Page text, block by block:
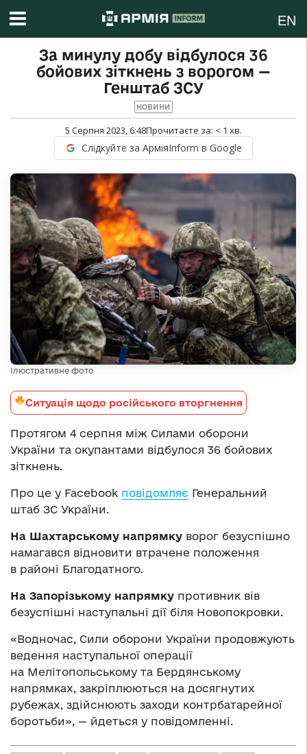
EN
За минулу добу відбулося 36
бойових зіткнень з ворогом —
Генштаб ЗСУ
НОВИНИ
5 Серпня 2023, 6:48Прочитаєте за: < 1 хв.
Слідкуйте за АрміяInform в Google
Ілюстративне фото
Ситуація щодо російського вторгнення
Протягом 4 серпня між Силами оборони
України та окупантами відбулося 36 бойових
зіткнень.
Про це у Facebook повідомляє Генеральний
штаб ЗС України.
На Шахтарському напрямку ворог безуспішно
намагався відновити втрачене положення
в районі Благодатного.
На Запорізькому напрямку противник вів
безуспішні наступальні дії біля Новопокровки.
«Водночас, Сили оборони України продовжують
ведення наступальної операції
на Мелітопольському та Бердянському
напрямках, закріплюються на досягнутих
рубежах, здійснюють заходи контрбатарейної
боротьби», — йдеться у повідомленні.